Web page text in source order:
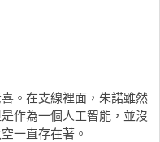
。在支線裡面，朱諾雖然
作為一個人工智能，並沒
一直存在著。